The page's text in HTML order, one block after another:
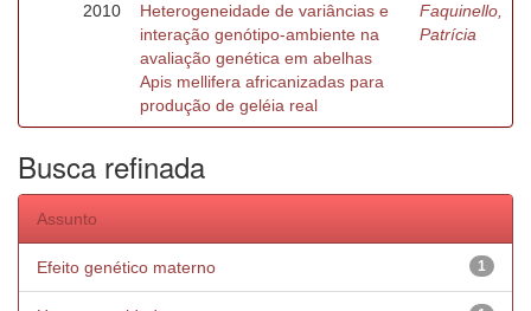
2010
Heterogeneidade de variâncias e
interação genótipo-ambiente na
avaliação genética em abelhas
Apis mellifera africanizadas para
produção de geléia real
Faquinello,
Patrícia
Busca refinada
Assunto
1
Efeito genético materno